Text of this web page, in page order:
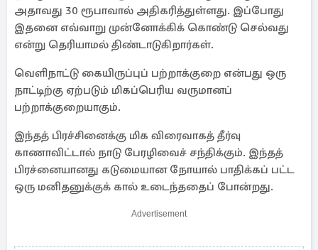
அதாவது 30 ரூபாவால் அதிகரித்துள்ளது. இப்போது
இதனை எவ்வாறு முன்னோக்கிக் கொண்டு செல்வது
என்று தெரியாமல் திண்டாடுகிறார்கள்.
வெளிநாட்டு கையிருப்புப் பற்றாக்குறை என்பது ஒரு
நாட்டிற்கு ஏற்படும் மிகப்பெரிய வருமானப்
பற்றாக்குறையாகும்.
இந்தத் பிரச்சினைக்கு மிக விரைவாகத் தீர்வு
காணாவிட்டால் நாடு பேரழிவைச் சந்திக்கும். இந்தத்
பிரச்னையானது கடுமையான நோயால் பாதிக்கப் பட்ட
ஒரு மனிதனுக்குக் கால் உடைந்ததைப் போன்றது.
Advertisement